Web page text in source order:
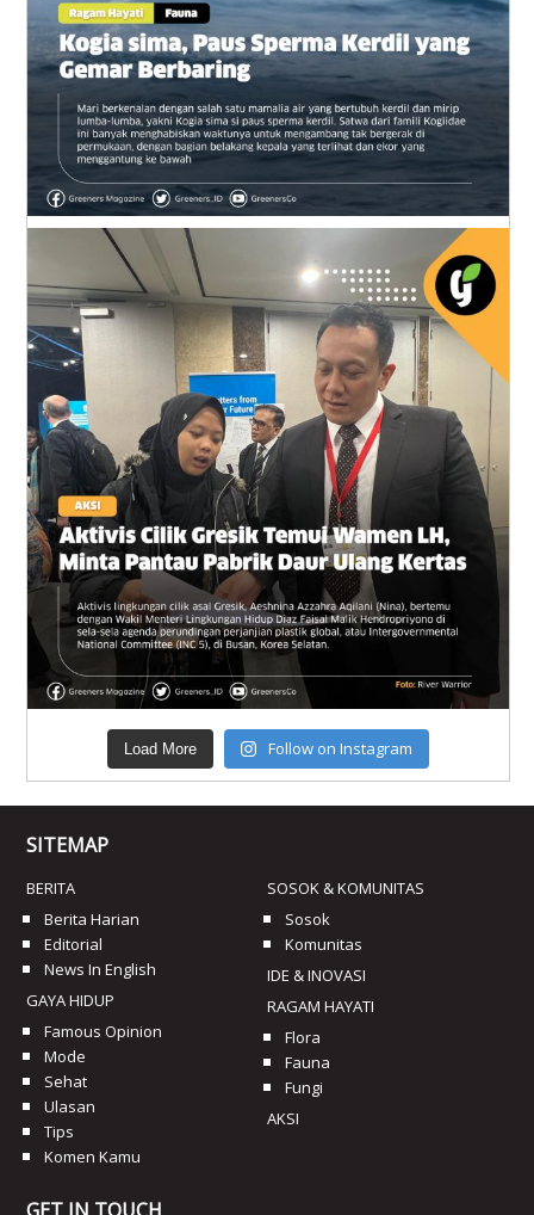
Load More Follow on Instagram
SITEMAP
BERITA
Berita Harian
Editorial
News In English
GAYA HIDUP
Famous Opinion
Mode
Sehat
Ulasan
Tips
Komen Kamu
SOSOK & KOMUNITAS
Sosok
Komunitas
IDE & INOVASI
RAGAM HAYATI
Flora
Fauna
Fungi
AKSI